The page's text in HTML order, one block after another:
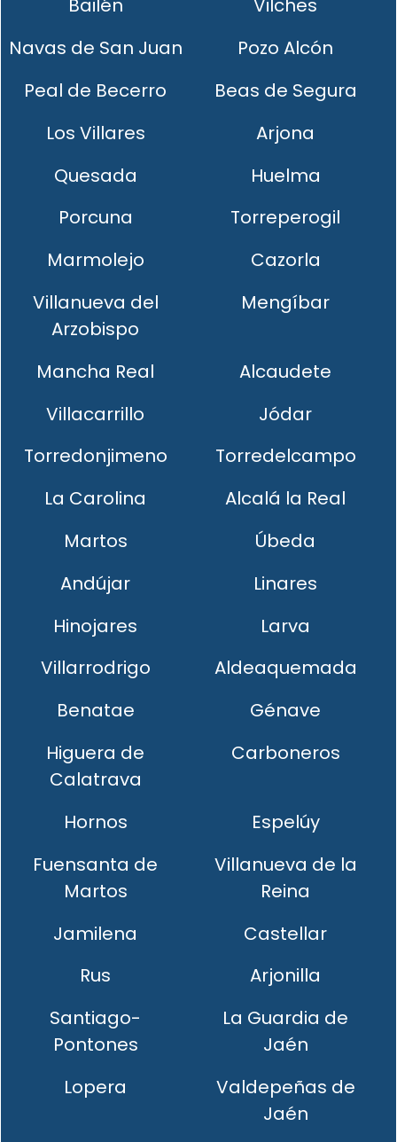
Bailén
Vilches
Navas de San Juan
Pozo Alcón
Peal de Becerro
Beas de Segura
Los Villares
Arjona
Quesada
Huelma
Porcuna
Torreperogil
Marmolejo
Cazorla
Villanueva del
Arzobispo
Mengíbar
Mancha Real
Alcaudete
Villacarrillo
Jódar
Torredonjimeno
Torredelcampo
La Carolina
Alcalá la Real
Martos
Úbeda
Andújar
Linares
Hinojares
Larva
Villarrodrigo
Aldeaquemada
Benatae
Génave
Higuera de
Calatrava
Carboneros
Hornos
Espelúy
Fuensanta de
Martos
Villanueva de la
Reina
Jamilena
Castellar
Rus
Arjonilla
Santiago-
Pontones
La Guardia de
Jaén
Lopera
Valdepeñas de
Jaén